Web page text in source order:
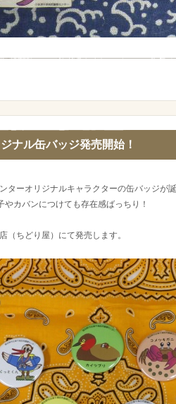
ナル缶バッジ発売開始！
ターオリジナルキャラクターの缶バッジが
やカバンにつけても存在感ばっちり！
（ちどり屋）にて発売します。